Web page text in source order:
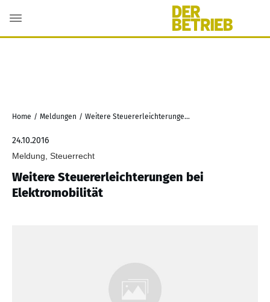
Home / Meldungen / Weitere Steuererleichterungen bei Elektromobilität
24.10.2016
Meldung, Steuerrecht
Weitere Steuererleichterungen bei
Elektromobilität